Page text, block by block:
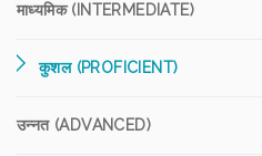
माध्यमिक (INTERMEDIATE)
कुशल (PROFICIENT)
उन्नत (ADVANCED)